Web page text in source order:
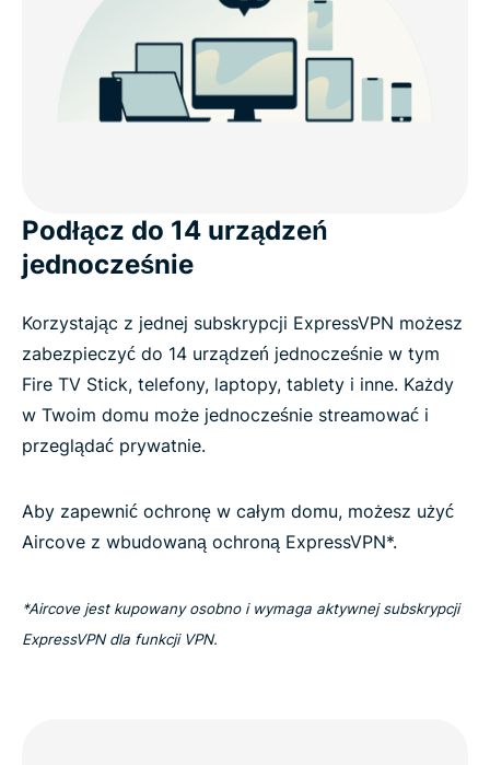
Podłącz do 14 urządzeń
jednocześnie
Korzystając z jednej subskrypcji ExpressVPN możesz
zabezpieczyć do 14 urządzeń jednocześnie w tym
Fire TV Stick, telefony, laptopy, tablety i inne. Każdy
w Twoim domu może jednocześnie streamować i
przeglądać prywatnie.
Aby zapewnić ochronę w całym domu, możesz użyć
Aircove z wbudowaną ochroną ExpressVPN*.
*Aircove jest kupowany osobno i wymaga aktywnej subskrypcji
ExpressVPN dla funkcji VPN.